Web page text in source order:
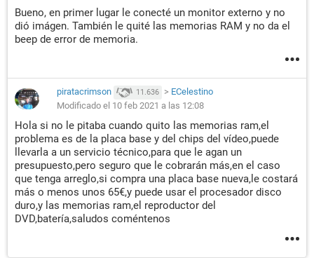
Bueno, en primer lugar le conecté un monitor externo y no
dió imágen. También le quité las memorias RAM y no da el
beep de error de memoria.
piratacrimson 11.636 > ECelestino
Modificado el 10 feb 2021 a las 12:08
Hola si no le pitaba cuando quito las memorias ram,el
problema es de la placa base y del chips del vídeo,puede
llevarla a un servicio técnico,para que le agan un
presupuesto,pero seguro que le cobrarán más,en el caso
que tenga arreglo,si compra una placa base nueva,le costará
más o menos unos 65€,y puede usar el procesador disco
duro,y las memorias ram,el reproductor del
DVD,batería,saludos coméntenos